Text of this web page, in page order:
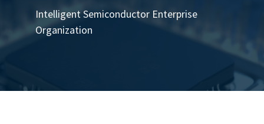
Intelligent Semiconductor Enterprise
Organization